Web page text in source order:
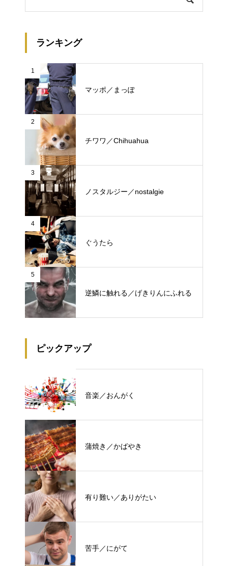
ランキング
1
マッポ／まっぽ
2
チワワ／Chihuahua
3
ノスタルジー／nostalgie
4
ぐうたら
5
逆鱗に触れる／げきりんにふれる
ピックアップ
音楽／おんがく
蒲焼き／かばやき
有り難い／ありがたい
苦手／にがて